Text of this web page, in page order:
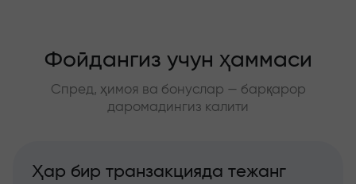
Фойдангиз учун ҳаммаси
Спред, ҳимоя ва бонуслар — барқарор
даромадингиз калити
Ҳар бир транзакцияда тежанг